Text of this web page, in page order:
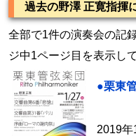
過去の野澤 正寛指揮
全部で1件の演奏会の記
ジ中1ページ目を表示し
●栗東
2019